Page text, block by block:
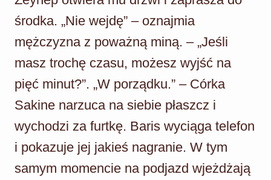
środka. „Nie wejdę” – oznajmia
mężczyzna z poważną miną. – „Jeśli
masz trochę czasu, możesz wyjść na
pięć minut?”. „W porządku.” – Córka
Sakine narzuca na siebie płaszcz i
wychodzi za furtkę. Baris wyciąga telefon
i pokazuje jej jakieś nagranie. W tym
samym momencie na podjazd wjeżdżają